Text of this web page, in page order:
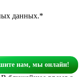
данных.*
нам, мы онлайн!